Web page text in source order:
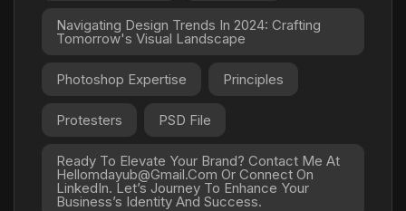
Navigating Design Trends In 2024: Crafting
Tomorrow's Visual Landscape
Photoshop Expertise Principles
Protesters PSD File
Ready To Elevate Your Brand? Contact Me At
Hellomdayub@gmail.com Or Connect On
LinkedIn. Let’s Journey To Enhance Your
Business’s Identity And Success.